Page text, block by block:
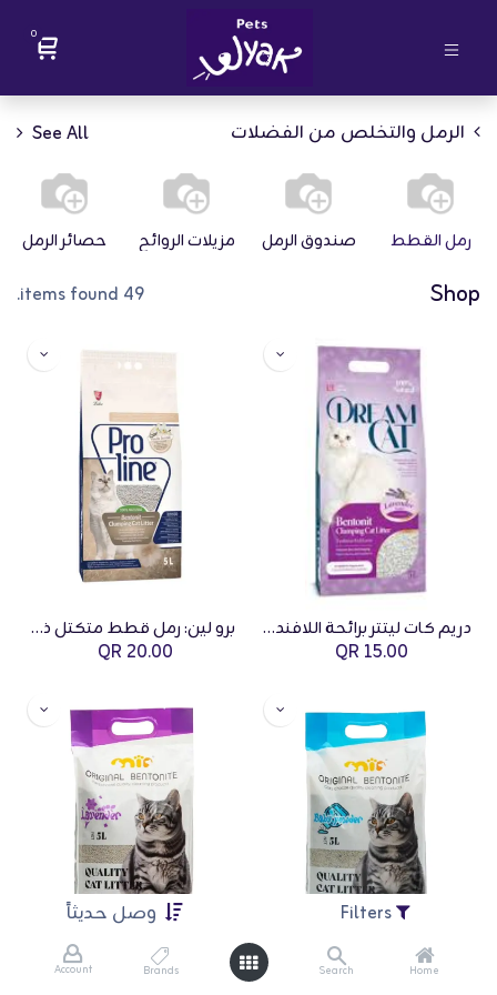
Filters وصل حديثاً
Home
Search
Brands
Account
0
الرمل والتخلص من الفضلات See All
رمل القطط صندوق الرمل مزيلات الروائح حصائر الرمل
Shop
49 items found.
دريم كات ليتتر برائحة اللافندر 5 لتر
15.00
برو لين: رمل قطط متكتل ذو حبيبات ناعمة 5 لتر - برائحة الفانيليا
20.00